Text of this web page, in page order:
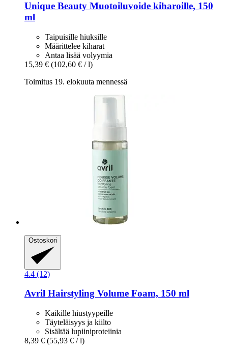
Unique Beauty Muotoiluvoide kiharoille, 150
ml
Taipuisille hiuksille
Määrittelee kiharat
Antaa lisää volyymia
15,39 € (102,60 € / l)
Toimitus 19. elokuuta mennessä
Ostoskori
4.4 (12)
Avril Hairstyling Volume Foam, 150 ml
Kaikille hiustyypeille
Täyteläisyys ja kiilto
Sisältää lupiiniproteiinia
8,39 € (55,93 € / l)